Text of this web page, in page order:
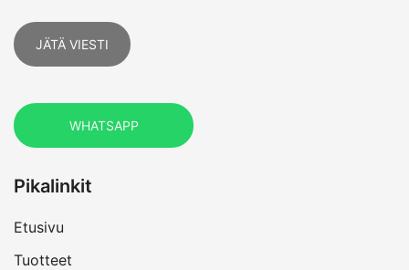
JÄTÄ VIESTI
WHATSAPP
Pikalinkit
Etusivu
Tuotteet